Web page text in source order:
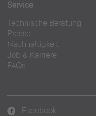
Service
Technische Beratung
Presse
Nachhaltigkeit
Job & Karriere
FAQs
Facebook